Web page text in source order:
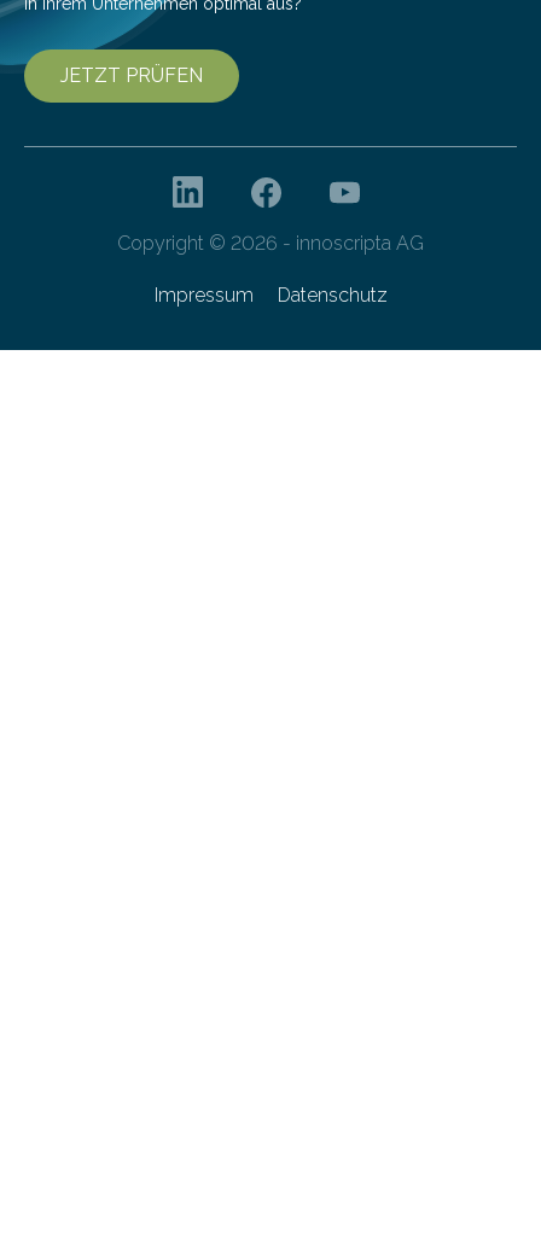
in Ihrem Unternehmen optimal aus?
JETZT PRÜFEN
Copyright © 2026 - innoscripta AG
Impressum Datenschutz